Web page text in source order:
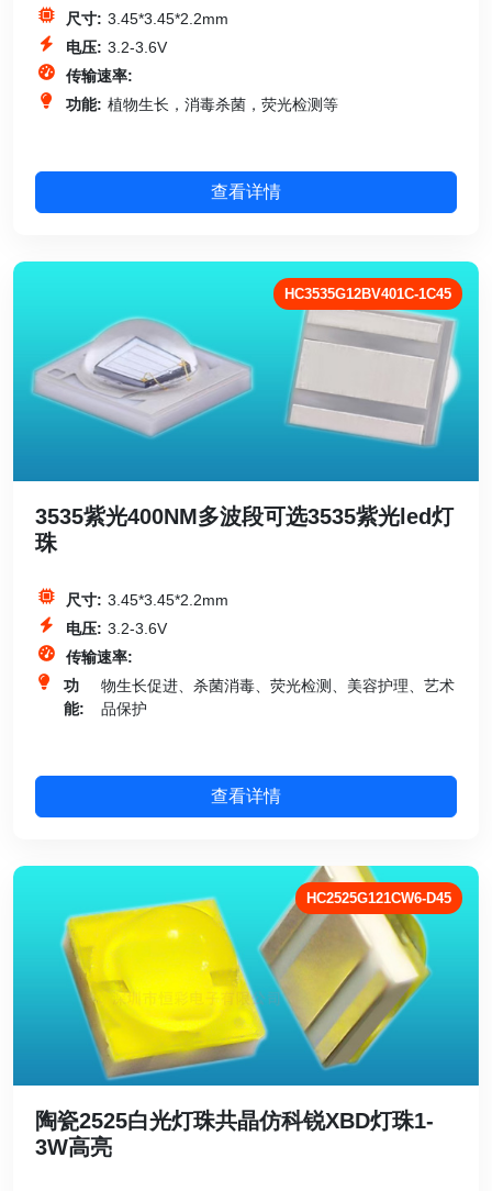
尺寸: 3.45*3.45*2.2mm
电压: 3.2-3.6V
传输速率:
功能: 植物生长，消毒杀菌，荧光检测等
查看详情
HC3535G12BV401C-1C45
3535紫光400NM多波段可选3535紫光led灯
珠
尺寸: 3.45*3.45*2.2mm
电压: 3.2-3.6V
传输速率:
功
能:
物生长促进、杀菌消毒、荧光检测、美容护理、艺术
品保护
查看详情
HC2525G121CW6-D45
陶瓷2525白光灯珠共晶仿科锐XBD灯珠1-
3W高亮